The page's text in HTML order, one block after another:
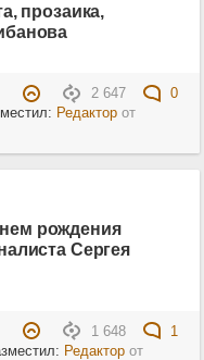
прозаика,
2 647
0
Редакторот
рождения
Сергея
1 648
1
Редакторот